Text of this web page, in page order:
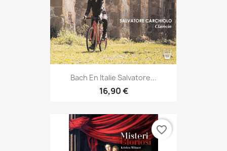
Bach En Italie Salvatore...
16,90 €
favorite_border